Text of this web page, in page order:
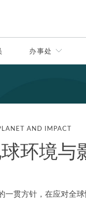
办事处
AND IMPACT
环境与
一贯方针，在应对全球